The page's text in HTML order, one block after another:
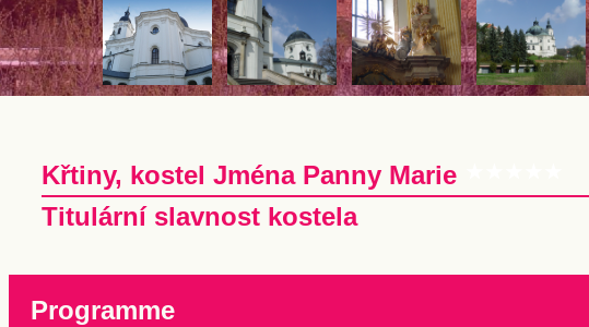
Křtiny, kostel Jména Panny Marie
Titulární slavnost kostela
Programme